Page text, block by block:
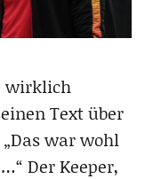
wirklich
Text über
war wohl
Der Keeper,